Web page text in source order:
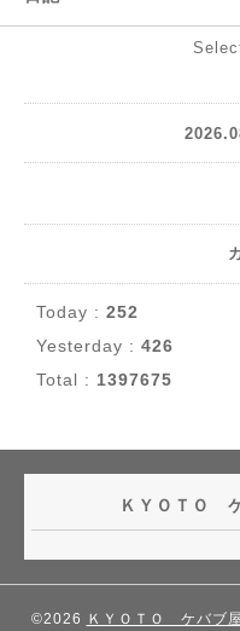
Today : 252
Yesterday : 426
Total : 1397675
ＫＹＯＴＯ
©2026 ＫＹＯＴＯ ケバブ